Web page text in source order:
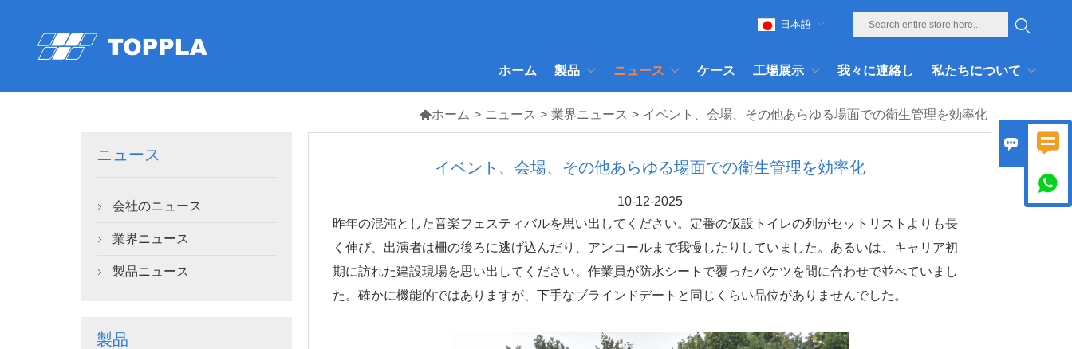
ホーム 製品 ニュース ケース 工場展示 我々に連絡し 私たちについて
日本語
ホーム > ニュース > 業界ニュース > イベント、会場、その他あらゆる場面での衛生管理を効率化
ニュース
 会社のニュース
 業界ニュース
 製品ニュース
製品
イベント、会場、その他あらゆる場面での衛生管理を効率化
10-12-2025
昨年の混沌とし​​た音楽フェスティバルを思い出してください。定番の仮設トイレの列がセットリストよりも長
く伸び、出演者は柵の後ろに逃げ込んだり、アンコールまで我慢したりしていました。あるいは、キャリア初
期に訪れた建設現場を思い出してください。作業員が防水シートで覆ったバケツを間に合わせで並べていまし
た。確かに機能的ではありますが、下手なブラインドデートと同じくらい品位がありませんでした。
 
